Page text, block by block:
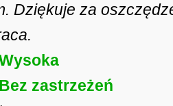
Dziękuje za
Bez zastrzeżeń